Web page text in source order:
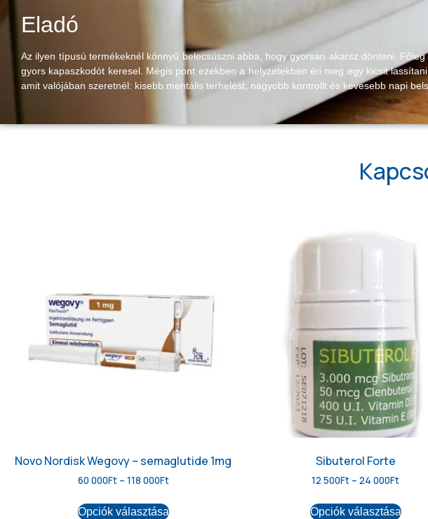
Eladó
Az ilyen típusú termékeknél könnyű belecsúszni abba, hogy gyorsan akarsz dönteni.
gyors kapaszkodót keresel. Mégis pont ezekben a helyzetekben éri meg egy kicsit
amit valójában szeretnél: kisebb mentális terhelést, nagyobb kontrollt és kevesebb napi
Novo Nordisk Wegovy – semaglutide 1mg
60 000Ft – 118 000Ft
Opciók választása
Sibuterol Forte
12 500Ft – 24 000Ft
Opciók választása